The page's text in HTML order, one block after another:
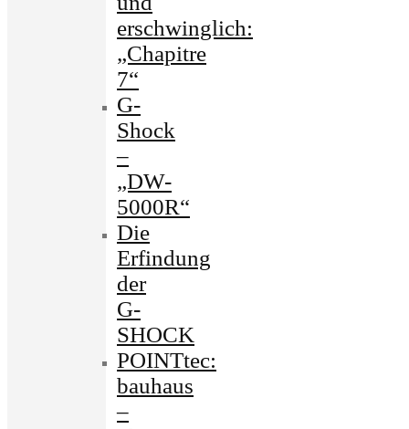
erschwinglich:
„Chapitre
7“
G-
Shock
–
„DW-
5000R“
Die
Erfindung
der
G-
SHOCK
POINTtec:
bauhaus
–